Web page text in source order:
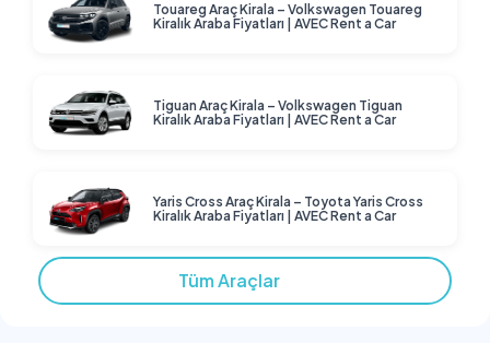
Touareg Araç Kirala – Volkswagen Touareg
Kiralık Araba Fiyatları | AVEC Rent a Car
Tiguan Araç Kirala – Volkswagen Tiguan
Kiralık Araba Fiyatları | AVEC Rent a Car
Yaris Cross Araç Kirala – Toyota Yaris Cross
Kiralık Araba Fiyatları | AVEC Rent a Car
Tüm Araçlar